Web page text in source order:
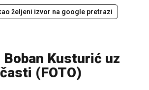
željeni izvor na google pretrazi
Boban Kusturić uz
(FOTO)